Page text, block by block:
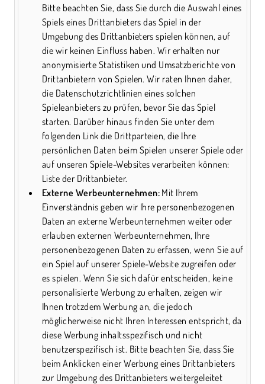
Bitte beachten Sie, dass Sie durch die Auswahl eines
Spiels eines Drittanbieters das Spiel in der
Umgebung des Drittanbieters spielen können, auf
die wir keinen Einfluss haben. Wir erhalten nur
anonymisierte Statistiken und Umsatzberichte von
Drittanbietern von Spielen. Wir raten Ihnen daher,
die Datenschutzrichtlinien eines solchen
Spieleanbieters zu prüfen, bevor Sie das Spiel
starten. Darüber hinaus finden Sie unter dem
folgenden Link die Drittparteien, die Ihre
persönlichen Daten beim Spielen unserer Spiele oder
auf unseren Spiele-Websites verarbeiten können:
Liste der Drittanbieter.
Externe Werbeunternehmen: Mit Ihrem
Einverständnis geben wir Ihre personenbezogenen
Daten an externe Werbeunternehmen weiter oder
erlauben externen Werbeunternehmen, Ihre
personenbezogenen Daten zu erfassen, wenn Sie auf
ein Spiel auf unserer Spiele-Website zugreifen oder
es spielen. Wenn Sie sich dafür entscheiden, keine
personalisierte Werbung zu erhalten, zeigen wir
Ihnen trotzdem Werbung an, die jedoch
möglicherweise nicht Ihren Interessen entspricht, da
diese Werbung inhaltsspezifisch und nicht
benutzerspezifisch ist. Bitte beachten Sie, dass Sie
beim Anklicken einer Werbung eines Drittanbieters
zur Umgebung des Drittanbieters weitergeleitet